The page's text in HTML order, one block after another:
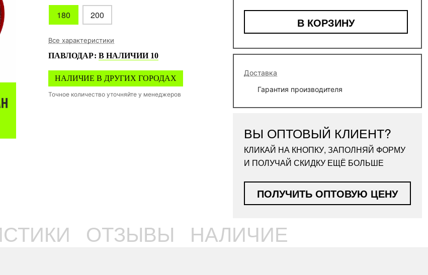
180 200
Все характеристики
ПАВЛОДАР: В НАЛИЧИИ 10
НАЛИЧИЕ В ДРУГИХ ГОРОДАХ
Точное количество уточняйте у менеджеров
В КОРЗИНУ
Доставка
Гарантия производителя
ВЫ ОПТОВЫЙ КЛИЕНТ?
КЛИКАЙ НА КНОПКУ, ЗАПОЛНЯЙ ФОРМУ
И ПОЛУЧАЙ СКИДКУ ЕЩЁ БОЛЬШЕ
ПОЛУЧИТЬ ОПТОВУЮ ЦЕНУ
ОТЗЫВЫ НАЛИЧИЕ